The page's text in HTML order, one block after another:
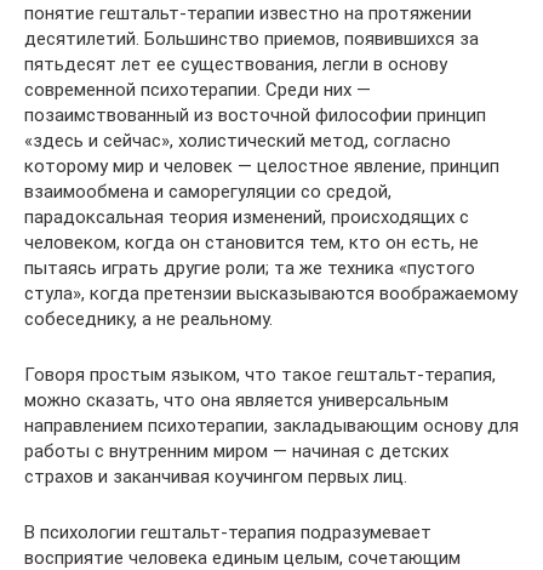
понятие гештальт-терапии известно на протяжении
десятилетий. Большинство приемов, появившихся за
пятьдесят лет ее существования, легли в основу
современной психотерапии. Среди них —
позаимствованный из восточной философии принцип
«здесь и сейчас», холистический метод, согласно
которому мир и человек — целостное явление, принцип
взаимообмена и саморегуляции со средой,
парадоксальная теория изменений, происходящих с
человеком, когда он становится тем, кто он есть, не
пытаясь играть другие роли; та же техника «пустого
стула», когда претензии высказываются воображаемому
собеседнику, а не реальному.
Говоря простым языком, что такое гештальт-терапия,
можно сказать, что она является универсальным
направлением психотерапии, закладывающим основу для
работы с внутренним миром — начиная с детских
страхов и заканчивая коучингом первых лиц.
В психологии гештальт-терапия подразумевает
восприятие человека единым целым, сочетающим